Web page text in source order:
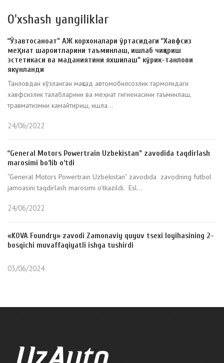
O'xshash yangiliklar
“Ўзавтосаноат” АЖ корхоналари ўртасидаги “Хавфсиз
меҳнат шароитларини таъминлаш, ишлаб чиқариш
эстетикаси ва маданиятини яхшилаш” кўрик-танлови
якунланди
Танловдан кўзланган мақсад автомобилсозлик тармоғидаги
хавфсизлик талабларини ва меҳнат гигиенасини таъминлаш,
травматизмни камайтириш, ишла...
24/06/2022
“General Motors Powertrain Uzbekistan” zavodida taqdirlash
marosimi bo‘lib o‘tdi
“General Motors Powertrain Uzbekistan” zavodida zavodning futbol
jamoasini taqdirlash marosimi o‘tkazildi. Esl...
24/06/2022
«KOVA Foundry» zavodi Zamonaviy quyuv tsexi loyihasining 2-
bosqichi muvaffaqiyatli ishga tushirdi
03/06/2024